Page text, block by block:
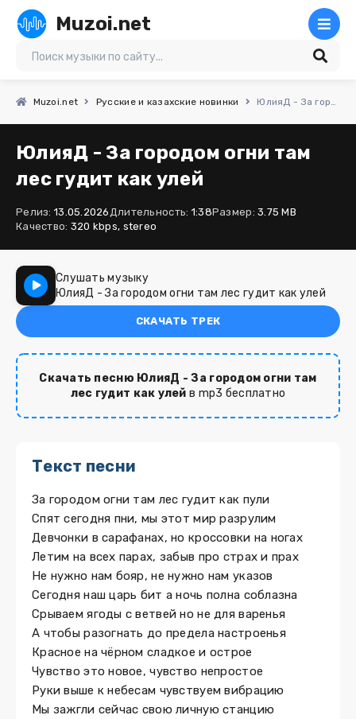
Muzoi.net
Muzoi.net Русские и казахские новинки ЮлияД - За городом огни там лес гудит как улей
ЮлияД - За городом огни там
лес гудит как улей
Релиз: 13.05.2026Длительность: 1:38Размер: 3.75 MB
Качество: 320 kbps, stereo
Слушать музыку
ЮлияД - За городом огни там лес гудит как улей
СКАЧАТЬ ТРЕК
Скачать песню ЮлияД - За городом огни там
лес гудит как улей в mp3 бесплатно
Текст песни
За городом огни там лес гудит как пули
Спят сегодня пни, мы этот мир разрулим
Девчонки в сарафанах, но кроссовки на ногах
Летим на всех парах, забыв про страх и прах
Не нужно нам бояр, не нужно нам указов
Сегодня наш царь бит а ночь полна соблазна
Срываем ягоды с ветвей но не для варенья
А чтобы разогнать до предела настроенья
Красное на чёрном сладкое и острое
Чувство это новое, чувство непростое
Руки выше к небесам чувствуем вибрацию
Мы зажгли сейчас свою личную станцию